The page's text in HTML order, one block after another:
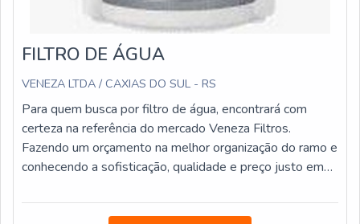
FILTRO DE ÁGUA
VENEZA LTDA / CAXIAS DO SUL - RS
Para quem busca por filtro de água, encontrará com
certeza na referência do mercado Veneza Filtros.
Fazendo um orçamento na melhor organização do ramo e
conhecendo a sofisticação, qualidade e preço justo em
DE ÁGUAQuem quer achar filtro de água em uma